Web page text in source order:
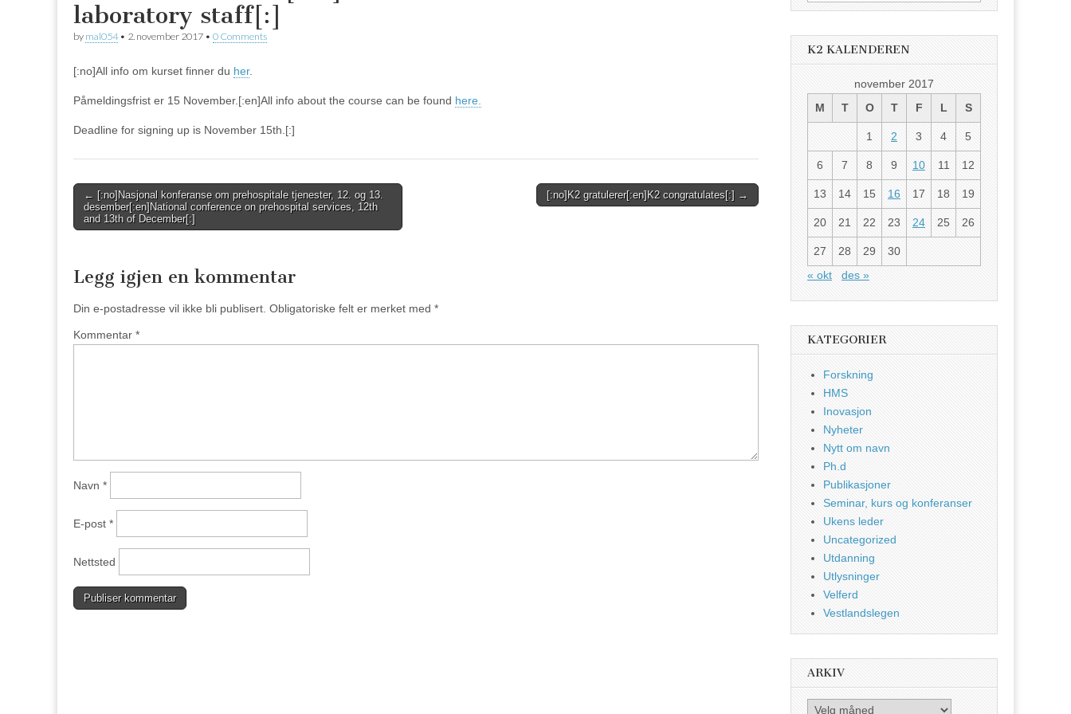
laboratory staff[:]
by mal054• 2. november 2017 • 0 Comments
[:no]All info om kurset finner du her.
Påmeldingsfrist er 15 November.[:en]All info about the course can be found here.
Deadline for signing up is November 15th.[:]
Post
navigation
← [:no]Nasjonal konferanse om prehospitale tjenester, 12. og 13.
desember[:en]National conference on prehospital services, 12th
and 13th of December[:]
[:no]K2 gratulerer[:en]K2 congratulates[:] →
Legg igjen en kommentar
Din e-postadresse vil ikke bli publisert. Obligatoriske felt er merket med *
Kommentar *
Navn *
E-post *
Nettsted
K2 KALENDEREN
november 2017
M
T O T F L S
1 2 3 4 5
6 7 8 9 10 11 12
13 14 15 16 17 18 19
20 21 22 23 24 25 26
27 28 29
30
« okt
des »
KATEGORIER
Forskning
HMS
Inovasjon
Nyheter
Nytt om navn
Ph.d
Publikasjoner
Seminar, kurs og konferanser
Ukens leder
Uncategorized
Utdanning
Utlysninger
Velferd
Vestlandslegen
ARKIV
Arkiv